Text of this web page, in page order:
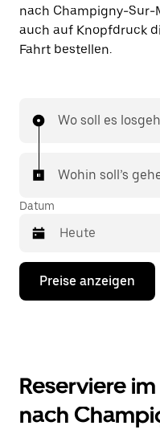
nach Champigny-Sur-
auch auf Knopfdruck
Fahrt bestellen.
Wo soll es
Wohin soll’s
Datum
Drücke
Nach-
Kalender
interagieren
Preise anzeigen
Reserviere
nach